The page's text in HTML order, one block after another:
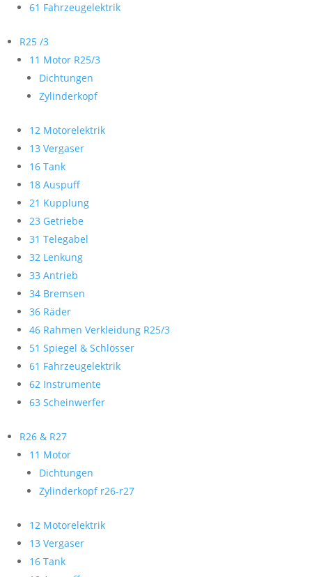
61 Fahrzeugelektrik
R25 /3
11 Motor R25/3
Dichtungen
Zylinderkopf
12 Motorelektrik
13 Vergaser
16 Tank
18 Auspuff
21 Kupplung
23 Getriebe
31 Telegabel
32 Lenkung
33 Antrieb
34 Bremsen
36 Räder
46 Rahmen Verkleidung R25/3
51 Spiegel & Schlösser
61 Fahrzeugelektrik
62 Instrumente
63 Scheinwerfer
R26 & R27
11 Motor
Dichtungen
Zylinderkopf r26-r27
12 Motorelektrik
13 Vergaser
16 Tank